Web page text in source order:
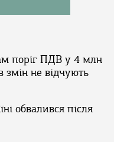
поріг ПДВ у 4 млн
змін не відчують
обвалився після